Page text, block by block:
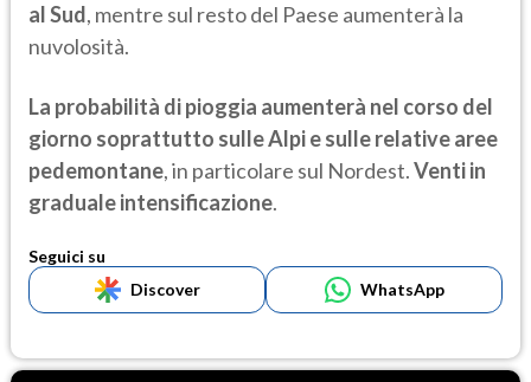
al Sud, mentre sul resto del Paese aumenterà la
nuvolosità.
La probabilità di pioggia aumenterà nel corso del
giorno soprattutto sulle Alpi e sulle relative aree
pedemontane, in particolare sul Nordest.Venti in
graduale intensificazione.
Seguici su
Discover
WhatsApp